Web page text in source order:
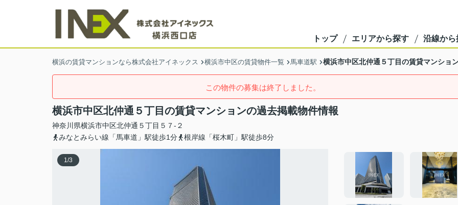
トップ エリアから探す 沿線から
横浜の賃貸マンションなら株式会社アイネックス 横浜市中区の賃貸物件一覧 馬車道駅 横浜市中区北仲通５丁目の賃貸マンショ
この物件の募集は終了しました。
横浜市中区北仲通５丁目の賃貸マンションの過去掲載物件情報
神奈川県横浜市中区北仲通 ５丁目５７-２
みなとみらい線「馬車道」駅徒歩1分
根岸線「桜木町」駅徒歩8分
1/3